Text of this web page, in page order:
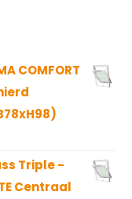
COMFORT
Triple -
Centraal